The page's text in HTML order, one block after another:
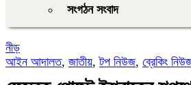
সংগঠন সংবাদ
নীড়
আইন আদালত, জাতীয়,টপ নিউজ, ব্রেকিং